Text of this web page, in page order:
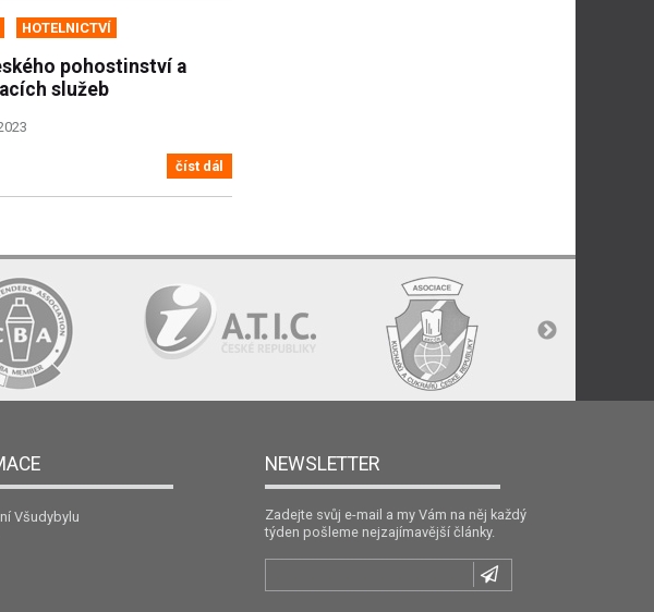
HOTELNICTVÍ
pohostinství a
služeb
číst dál
Všudybylu
NEWSLETTER
Zadejte svůj e-mail a my Vám na něj každý
týden pošleme nejzajímavější články.